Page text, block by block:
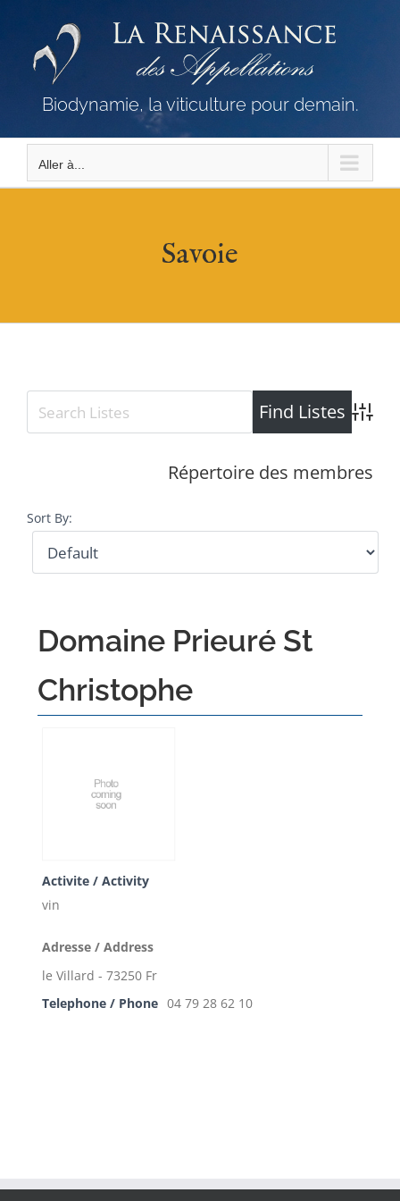
contenu
Biodynamie, la viticulture pour demain.
Aller à...
Savoie
Répertoire des membres
Sort By:
Domaine Prieuré St
Christophe
Activite / Activity
vin
Adresse / Address
le Villard - 73250 Fr
Telephone / Phone 04 79 28 62 10